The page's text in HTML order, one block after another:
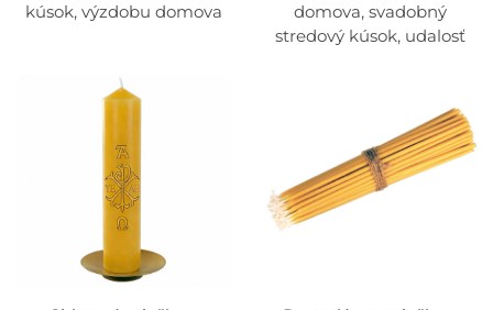
kúsok, výzdobu domova
domova, svadobný
stredový kúsok, udalosť